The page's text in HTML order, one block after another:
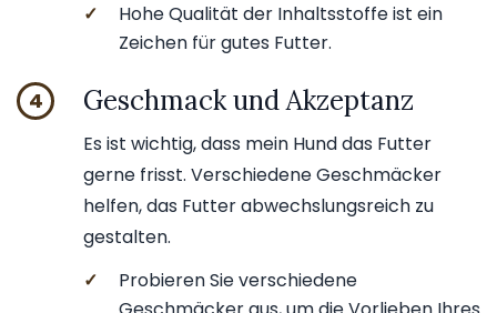
✓
Hohe Qualität der Inhaltsstoffe ist ein
Zeichen für gutes Futter.
4 Geschmack und Akzeptanz
Es ist wichtig, dass mein Hund das Futter
gerne frisst. Verschiedene Geschmäcker
helfen, das Futter abwechslungsreich zu
gestalten.
✓
Probieren Sie verschiedene